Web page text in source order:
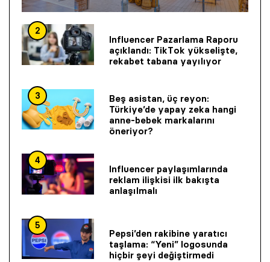
2
Influencer Pazarlama Raporu
açıklandı: TikTok yükselişte,
rekabet tabana yayılıyor
3
Beş asistan, üç reyon:
Türkiye’de yapay zeka hangi
anne-bebek markalarını
öneriyor?
4
Influencer paylaşımlarında
reklam ilişkisi ilk bakışta
anlaşılmalı
5
Pepsi’den rakibine yaratıcı
taşlama: “Yeni” logosunda
hiçbir şeyi değiştirmedi